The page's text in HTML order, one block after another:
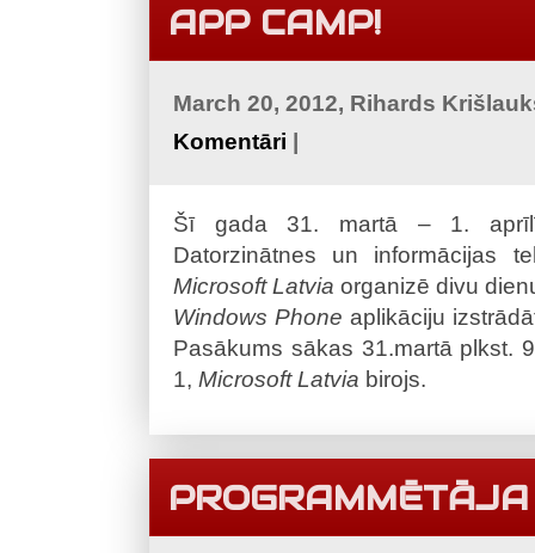
APP CAMP!
March 20, 2012, Rihards
Komentāri |
Šī gada 31. martā – 1. aprīlī
Datorzinātnes un informācijas
Microsoft Latvia organizē divu
Windows Phone aplikāciju
Pasākums sākas 31.martā plkst.
1, Microsoft Latvia birojs.